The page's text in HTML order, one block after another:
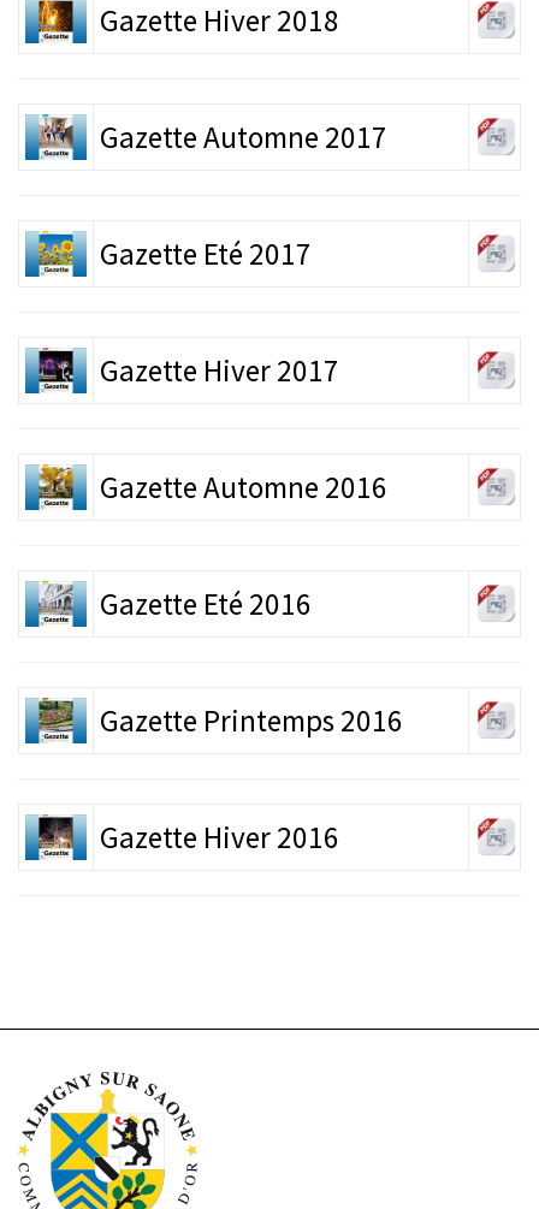
Gazette Hiver 2018
Gazette Automne 2017
Gazette Eté 2017
Gazette Hiver 2017
Gazette Automne 2016
Gazette Eté 2016
Gazette Printemps 2016
Gazette Hiver 2016